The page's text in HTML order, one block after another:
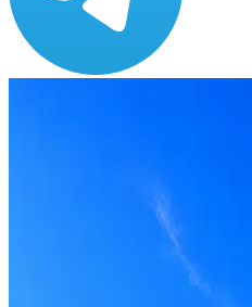
Оффер